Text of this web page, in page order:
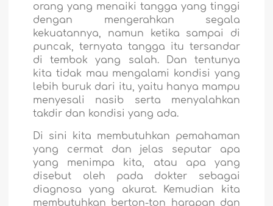
orang yang menaiki tangga yang tinggi
dengan mengerahkan segala
kekuatannya, namun ketika sampai di
puncak, ternyata tangga itu tersandar
di tembok yang salah. Dan tentunya
kita tidak mau mengalami kondisi yang
lebih buruk dari itu, yaitu hanya mampu
menyesali nasib serta menyalahkan
takdir dan kondisi yang ada.
Di sini kita membutuhkan pemahaman
yang cermat dan jelas seputar apa
yang menimpa kita, atau apa yang
disebut oleh pada dokter sebagai
diagnosa yang akurat. Kemudian kita
membutuhkan berton-ton harapan dan